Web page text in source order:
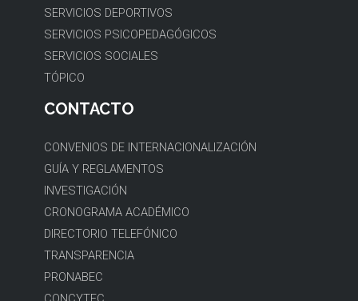
SERVICIOS PSICOPEDAGÓGICOS
SERVICIOS SOCIALES
TÓPICO
CONTACTO
GUÍA Y REGLAMENTOS
INVESTIGACIÓN
CRONOGRAMA ACADÉMICO
DIRECTORIO TELEFÓNICO
TRANSPARENCIA
PRONABEC
CONCYTEC